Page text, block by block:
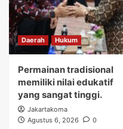
Daerah Hukum
Permainan tradisional
memiliki nilai edukatif
yang sangat tinggi.
Jakartakoma
Agustus 6, 2026
0